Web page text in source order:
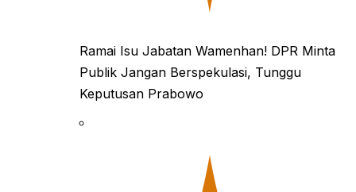
Ramai Isu Jabatan Wamenhan! DPR Minta
Publik Jangan Berspekulasi, Tunggu
Keputusan Prabowo